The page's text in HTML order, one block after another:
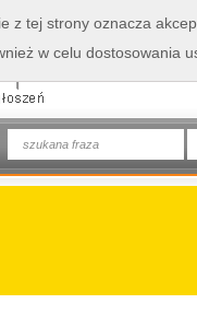
z tej strony oznacza
w celu dostosowania